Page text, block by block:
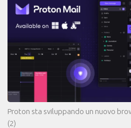
Proton sta sviluppando un nuovo
(2)